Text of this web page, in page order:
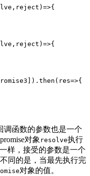
)=>{
)=>{
res=>{
调函数的参数也是一个
对象 resolve执行
一样，接受的参数是一个
不同的是，当最先执行完
对象的值。